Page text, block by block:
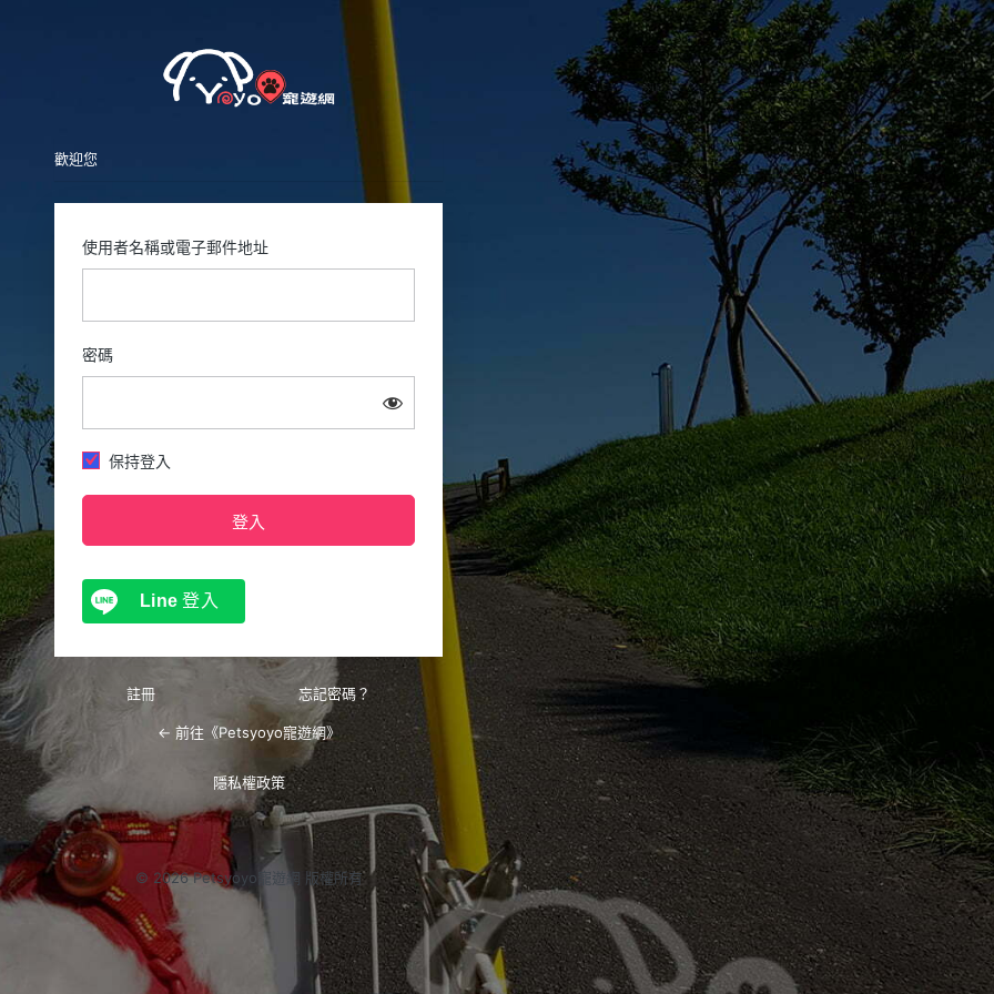
Petsyoyo寵遊網
歡迎您
使用者名稱或電子郵件地址
密碼
保持登入
Line 登入
註冊 忘記密碼？
← 前往《Petsyoyo寵遊網》
隱私權政策
© 2026 Petsyoyo寵遊網 版權所有